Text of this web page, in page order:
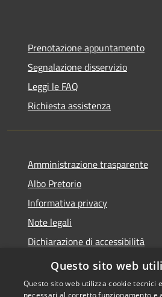
Prenotazione appuntamento
Segnalazione disservizio
Leggi le FAQ
Richiesta assistenza
Amministrazione trasparente
Albo Pretorio
Informativa privacy
Note legali
Dichiarazione di accessibilità
Area riservata dipendenti
Questo sito web
Questo sito web utilizza cookie tecnici
necessari al corretto funzionamento e